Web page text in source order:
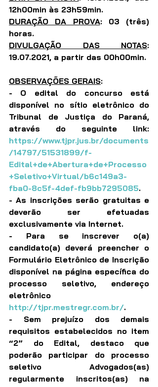
12h00min às 23h59min.
DURAÇÃO DA PROVA: 03 (três)
horas.
DIVULGAÇÃO DAS NOTAS:
19.07.2021, a partir das 00h00min.
OBSERVAÇÕES GERAIS:
- O edital do concurso está
disponível no sítio eletrônico do
Tribunal de Justiça do Paraná,
https://www.tjpr.jus.br/documents
/14797/51531899/f-
Edital+de+Abertura+de+Processo
+Seletivo+Virtual/b6c149a3-
fba0-8c5f-4def-fb9bb7295085.
- As inscrições serão gratuitas e
deverão ser efetuadas
exclusivamente via Internet.
- Para se inscrever o(a)
candidato(a) deverá preencher o
Formulário Eletrônico de Inscrição
disponível na página específica do
processo seletivo, endereço
http://tjpr.mestregr.com.br/.
- Sem prejuízo dos demais
requisitos estabelecidos no item
“2” do Edital, destaco que
poderão participar do processo
seletivo Advogados(as)
regularmente inscritos(as) na